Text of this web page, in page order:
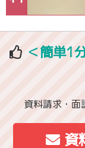
＜簡単1
資料請求・面
資